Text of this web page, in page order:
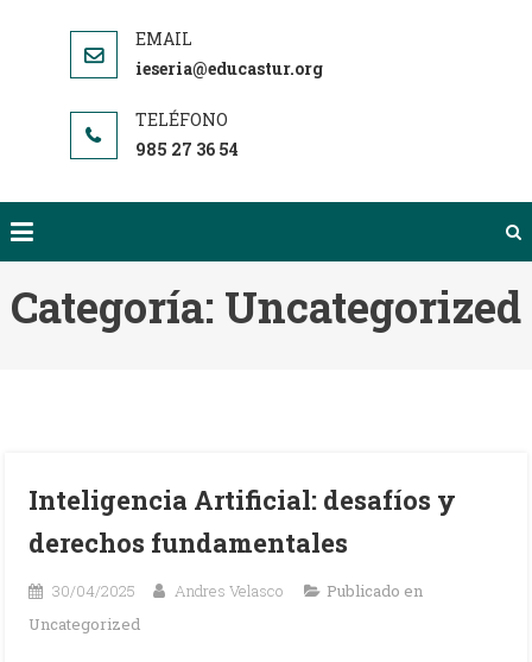
ieseria@educastur.org
985 27 36 54
Categoría: Uncategorized
Inteligencia Artificial: desafíos y
derechos fundamentales
30/04/2025 Andres Velasco
Publicado en
Uncategorized